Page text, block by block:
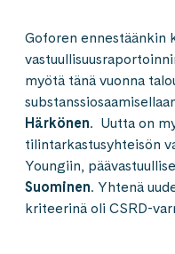
Goforen ennestäänkin
myötä tänä vuonna
Härkönen. Uutta on
tilintarkastusyhteisön
Youngiin,
Suominen. Yhtenä
kriteerinä oli CSRD-